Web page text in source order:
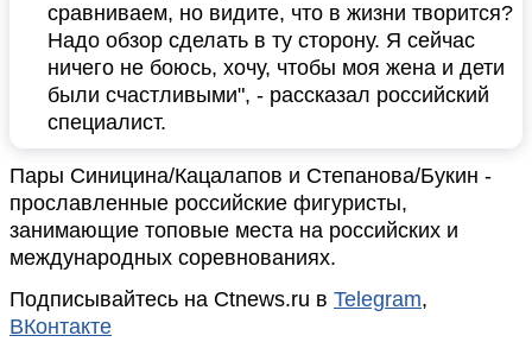
сравниваем, но видите, что в жизни творится?
Надо обзор сделать в ту сторону. Я сейчас
ничего не боюсь, хочу, чтобы моя жена и дети
были счастливыми", - рассказал российский
специалист.
Пары Синицина/Кацалапов и Степанова/Букин -
прославленные российские фигуристы,
занимающие топовые места на российских и
международных соревнованиях.
Подписывайтесь на Ctnews.ru в Telegram,
ВКонтакте